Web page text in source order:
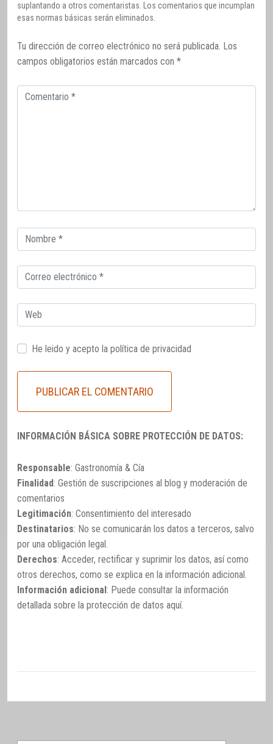
suplantando a otros comentaristas. Los comentarios que incumplan
esas normas básicas serán eliminados.
Tu dirección de correo electrónico no será publicada. Los
campos obligatorios están marcados con *
Comentario
Correo
electrónico
Correo
electrónico
Web
He leido y acepto la política de privacidad
INFORMACIÓN BÁSICA SOBRE PROTECCIÓN DE DATOS:
Responsable: Gastronomía & Cía
Finalidad: Gestión de suscripciones al blog y moderación de
comentarios
Legitimación: Consentimiento del interesado
Destinatarios: No se comunicarán los datos a terceros, salvo
por una obligación legal.
Derechos: Acceder, rectificar y suprimir los datos, así como
otros derechos, como se explica en la información adicional.
Información adicional : Puede consultar la información
detallada sobre la protección de datos aquí.